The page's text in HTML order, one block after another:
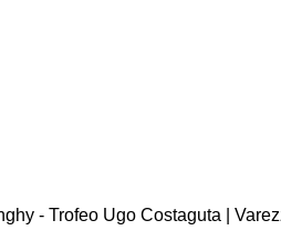
- Trofeo Ugo Costaguta |